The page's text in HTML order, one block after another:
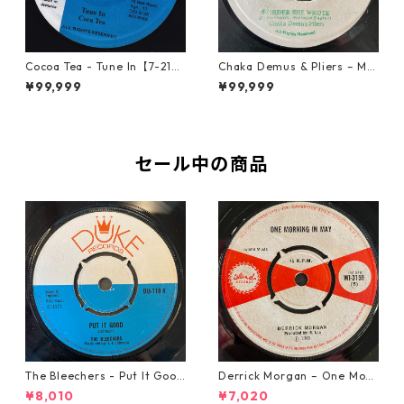
Cocoa Tea - Tune In【7-2187
2】
¥99,999
Chaka Demus & Pliers – Mu
rder She Wrote【7-21777】
¥99,999
セール中の商品
The Bleechers - Put It Good
【7-21637】
¥8,010
Derrick Morgan – One Morn
ing In May【7-21653】
¥7,020